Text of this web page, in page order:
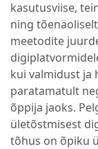
kasutusviise,
ning
meetodite
kui valmidust ja
paratamatult
õppija jaoks.
ületõstmisest
tõhus on õpiku